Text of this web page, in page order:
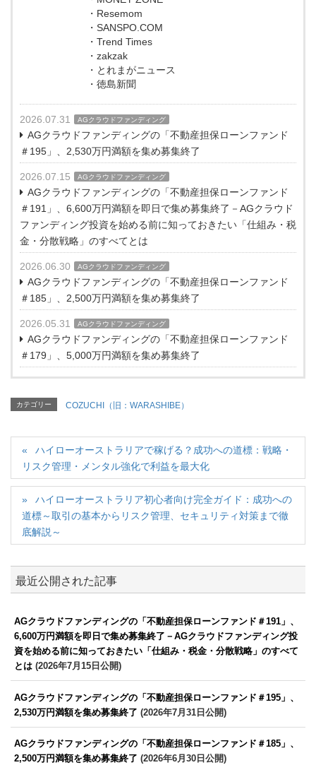
・Resemom
・SANSPO.COM
・Trend Times
・zakzak
・とれまがニュース
・徳島新聞
2026.07.31 AGクラウドファンディング
AGクラウドファンディングの「不動産担保ローンファンド
＃195」、2,530万円満額を集め募集終了
2026.07.15 AGクラウドファンディング
AGクラウドファンディングの「不動産担保ローンファンド
＃191」、6,600万円満額を即日で集め募集終了－AGクラウド
ファンディング投資を始める前に知っておきたい「仕組み・税
金・分散戦略」のすべてとは
2026.06.30 AGクラウドファンディング
AGクラウドファンディングの「不動産担保ローンファンド
＃185」、2,500万円満額を集め募集終了
2026.05.31 AGクラウドファンディング
AGクラウドファンディングの「不動産担保ローンファンド
＃179」、5,000万円満額を集め募集終了
カテゴリー COZUCHI（旧：WARASHIBE）
ハイローオーストラリアで稼げる？成功への道標：戦略・
リスク管理・メンタル強化で利益を最大化
ハイローオーストラリア初心者向け完全ガイド：成功への
道標～取引の基本からリスク管理、セキュリティ対策まで徹
底解説～
最近公開された記事
AGクラウドファンディングの「不動産担保ローンファンド＃191」、
6,600万円満額を即日で集め募集終了－AGクラウドファンディング投
資を始める前に知っておきたい「仕組み・税金・分散戦略」のすべて
とは (2026年7月15日公開)
AGクラウドファンディングの「不動産担保ローンファンド＃195」、
2,530万円満額を集め募集終了 (2026年7月31日公開)
AGクラウドファンディングの「不動産担保ローンファンド＃185」、
2,500万円満額を集め募集終了 (2026年6月30日公開)